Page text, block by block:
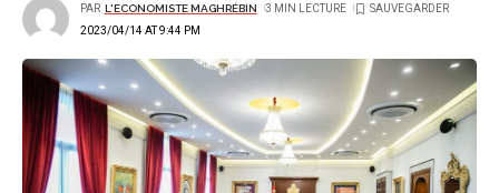
2023/04/14 AT 9:44 PM
PAR L'ECONOMISTE MAGHRÉBIN 3 MIN LECTURE